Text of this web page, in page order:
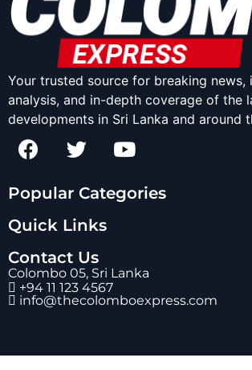
Your trusted source for breaking news,
analysis, and in-depth coverage of the
developments in Sri Lanka and around
Popular Categories
Quick Links
Contact Us
Colombo 05, Sri Lanka
+94 11 123 4567
info@thecolomboexpress.com